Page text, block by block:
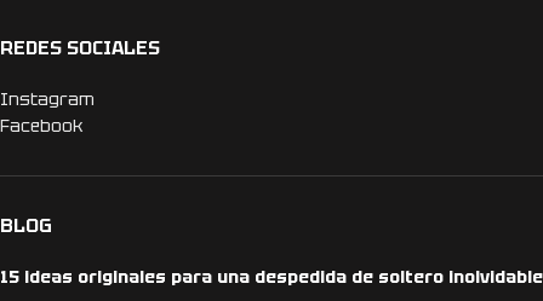
REDES SOCIALES
Instagram
Facebook
BLOG
15 ideas originales para una despedida de soltero inolvidable